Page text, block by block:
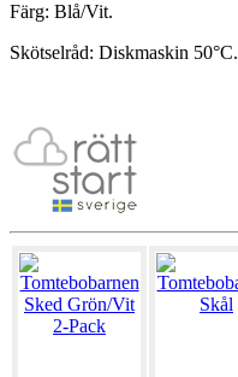
Färg: Blå/Vit.
Skötselråd: Diskmaskin 50°C.